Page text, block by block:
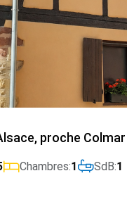
proche
Chambres:1 SdB:1